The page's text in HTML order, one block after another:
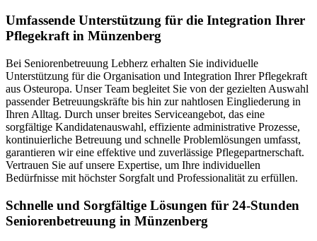
Umfassende Unterstützung für die Integration Ihrer
Pflegekraft in Münzenberg
Bei Seniorenbetreuung Lebherz erhalten Sie individuelle
Unterstützung für die Organisation und Integration Ihrer Pflegekraft
aus Osteuropa. Unser Team begleitet Sie von der gezielten Auswahl
passender Betreuungskräfte bis hin zur nahtlosen Eingliederung in
Ihren Alltag. Durch unser breites Serviceangebot, das eine
sorgfältige Kandidatenauswahl, effiziente administrative Prozesse,
kontinuierliche Betreuung und schnelle Problemlösungen umfasst,
garantieren wir eine effektive und zuverlässige Pflegepartnerschaft.
Vertrauen Sie auf unsere Expertise, um Ihre individuellen
Bedürfnisse mit höchster Sorgfalt und Professionalität zu erfüllen.
Schnelle und Sorgfältige Lösungen für 24-Stunden
Seniorenbetreuung in Münzenberg